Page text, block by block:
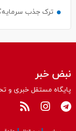
ترک جذب
نبض خبر
پایگاه مستقل خبری و